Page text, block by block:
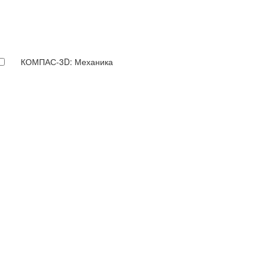
КОМПАС-3D: Механика